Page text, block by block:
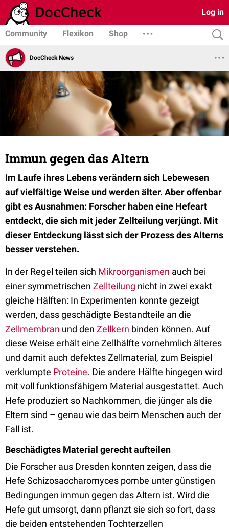
Log in
Community Flexikon Shop
DocCheck News
Immun gegen das Altern
Im Laufe ihres Lebens verändern sich Lebewesen
auf vielfältige Weise und werden älter. Aber offenbar
gibt es Ausnahmen: Forscher haben eine Hefeart
entdeckt, die sich mit jeder Zellteilung verjüngt. Mit
dieser Entdeckung lässt sich der Prozess des Alterns
besser verstehen.
In der Regel teilen sich Mikroorganismen auch bei
einer symmetrischen Zellteilung nicht in zwei exakt
gleiche Hälften: In Experimenten konnte gezeigt
werden, dass geschädigte Bestandteile an die
Zellmembran und den Zellkern binden können. Auf
diese Weise erhält eine Zellhälfte vornehmlich älteres
und damit auch defektes Zellmaterial, zum Beispiel
verklumpte Proteine. Die andere Hälfte hingegen wird
mit voll funktionsfähigem Material ausgestattet. Auch
Hefe produziert so Nachkommen, die jünger als die
Eltern sind – genau wie das beim Menschen auch der
Fall ist.
Beschädigtes Material gerecht aufteilen
Die Forscher aus Dresden konnten zeigen, dass die
Hefe Schizosaccharomyces pombe unter günstigen
Bedingungen immun gegen das Altern ist. Wird die
Hefe gut umsorgt, dann pflanzt sie sich so fort, dass
die beiden entstehenden Tochterzellen